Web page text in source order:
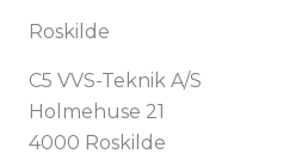
Roskilde
C5 VVS-Teknik A/S
Holmehuse 21
4000 Roskilde